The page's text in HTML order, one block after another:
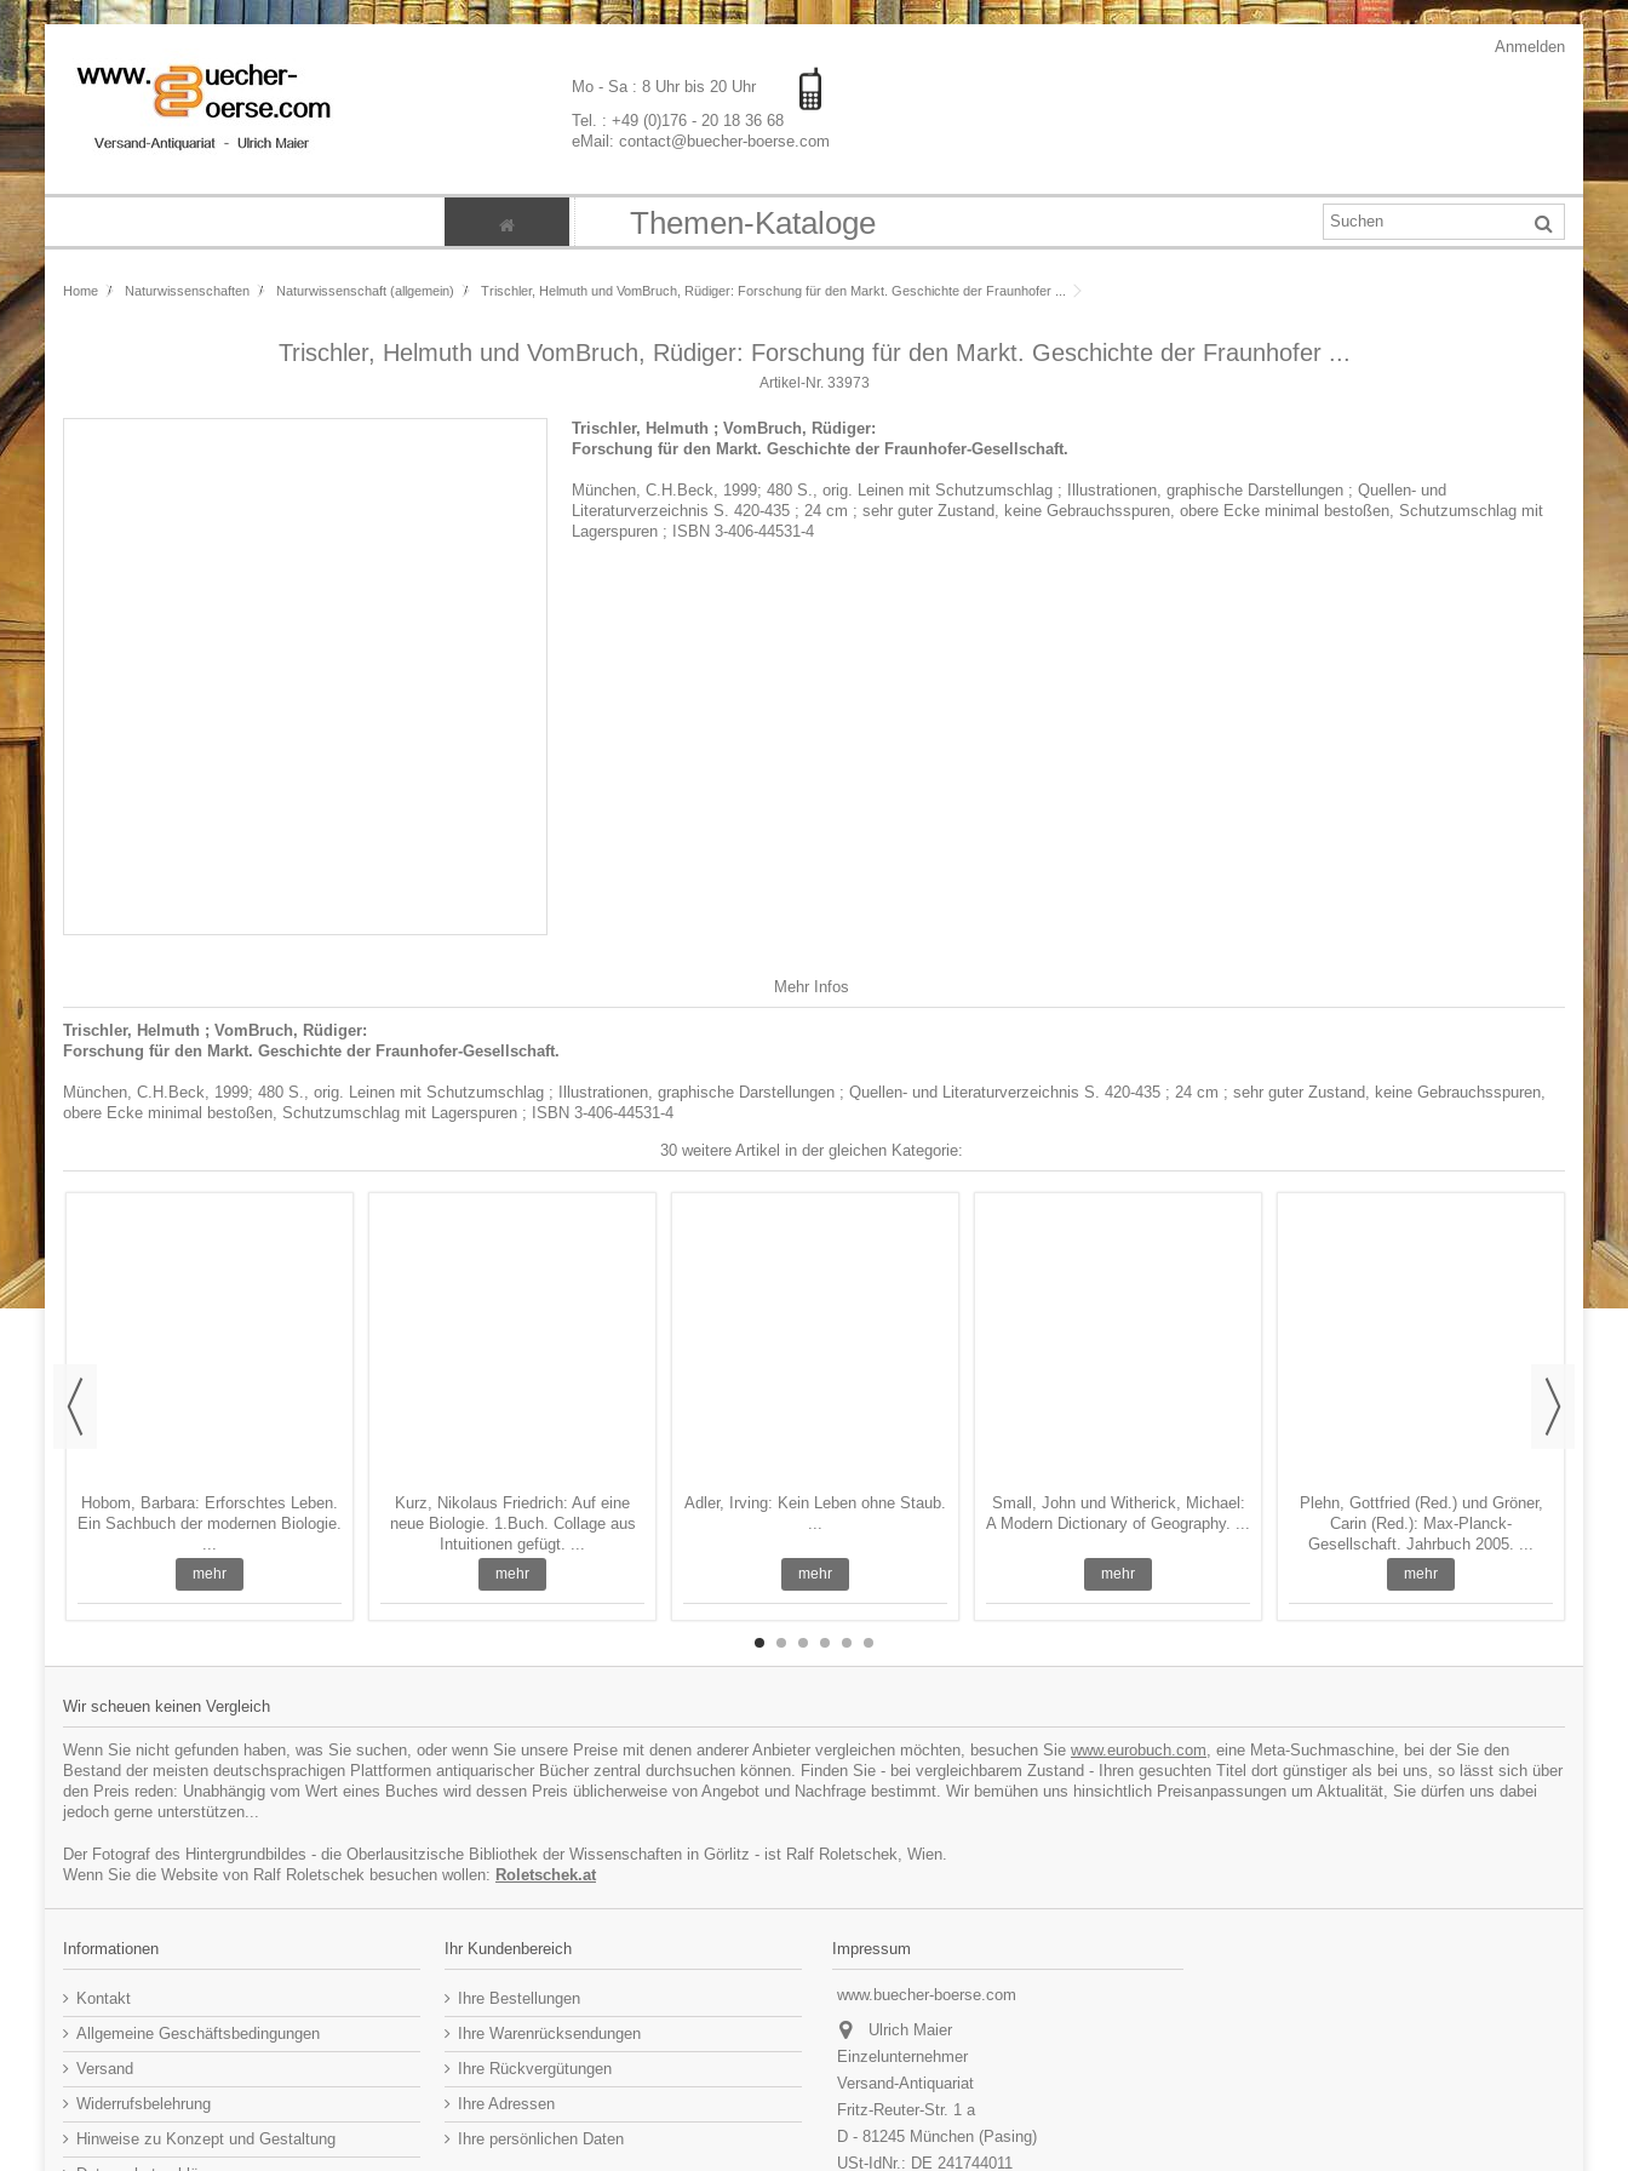
Mo - Sa : 8 Uhr bis 20 Uhr
Tel. : +49 (0)176 - 20 18 36 68
eMail: contact@buecher-boerse.com
Anmelden
Themen-Kataloge
Home Naturwissenschaften Naturwissenschaft (allgemein) Trischler, Helmuth und VomBruch, Rüdiger: Forschung für den Markt. Geschichte der Fraunhofer ...
Trischler, Helmuth und VomBruch, Rüdiger: Forschung für den Markt. Geschichte der Fraunhofer ...
Artikel-Nr. 33973
Trischler, Helmuth ; VomBruch, Rüdiger:
Forschung für den Markt. Geschichte der Fraunhofer-Gesellschaft.
München, C.H.Beck, 1999; 480 S., orig. Leinen mit Schutzumschlag ; Illustrationen, graphische Darstellungen ; Quellen- und
Literaturverzeichnis S. 420-435 ; 24 cm ; sehr guter Zustand, keine Gebrauchsspuren, obere Ecke minimal bestoßen, Schutzumschlag mit
Lagerspuren ; ISBN 3-406-44531-4
Mehr Infos
Trischler, Helmuth ; VomBruch, Rüdiger:
Forschung für den Markt. Geschichte der Fraunhofer-Gesellschaft.
München, C.H.Beck, 1999; 480 S., orig. Leinen mit Schutzumschlag ; Illustrationen, graphische Darstellungen ; Quellen- und Literaturverzeichnis S. 420-435 ; 24 cm ; sehr guter Zustand, keine Gebrauchsspuren,
obere Ecke minimal bestoßen, Schutzumschlag mit Lagerspuren ; ISBN 3-406-44531-4
30 weitere Artikel in der gleichen Kategorie:
der
Hobom, Barbara: Erforschtes Leben.
Ein Sachbuch der modernen Biologie.
...
mehr
Kurz, Nikolaus Friedrich: Auf eine
neue Biologie. 1.Buch. Collage aus
Intuitionen gefügt. ...
mehr
Adler, Irving: Kein Leben ohne Staub.
...
mehr
Small, John und Witherick, Michael:
A Modern Dictionary of Geography. ...
mehr
Plehn, Gottfried (Red.) und Gröner,
Carin (Red.): Max-Planck-
Gesellschaft. Jahrbuch 2005. ...
mehr
Wir scheuen keinen Vergleich
Wenn Sie nicht gefunden haben, was Sie suchen, oder wenn Sie unsere Preise mit denen anderer Anbieter vergleichen möchten, besuchen Sie www.eurobuch.com, eine Meta-Suchmaschine, bei der Sie den
Bestand der meisten deutschsprachigen Plattformen antiquarischer Bücher zentral durchsuchen können. Finden Sie - bei vergleichbarem Zustand - Ihren gesuchten Titel dort günstiger als bei uns, so lässt sich über
den Preis reden: Unabhängig vom Wert eines Buches wird dessen Preis üblicherweise von Angebot und Nachfrage bestimmt. Wir bemühen uns hinsichtlich Preisanpassungen um Aktualität, Sie dürfen uns dabei
jedoch gerne unterstützen...
Der Fotograf des Hintergrundbildes - die Oberlausitzische Bibliothek der Wissenschaften in Görlitz - ist Ralf Roletschek, Wien.
Wenn Sie die Website von Ralf Roletschek besuchen wollen: Roletschek.at
Informationen
Kontakt
Allgemeine Geschäftsbedingungen
Versand
Widerrufsbelehrung
Hinweise zu Konzept und Gestaltung
Ihr Kundenbereich
Ihre Bestellungen
Ihre Warenrücksendungen
Ihre Rückvergütungen
Ihre Adressen
Ihre persönlichen Daten
Impressum
www.buecher-boerse.com
Ulrich Maier
Einzelunternehmer
Versand-Antiquariat
Fritz-Reuter-Str. 1 a
D - 81245 München (Pasing)
USt-IdNr.: DE 241744011